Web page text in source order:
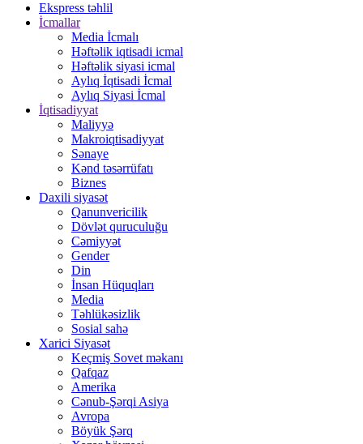
Ekspress təhlil
İcmallar
Media İcmalı
Həftəlik iqtisadi icmal
Həftəlik siyasi icmal
Aylıq İqtisadi İcmal
Aylıq Siyasi İcmal
İqtisadiyyat
Maliyyə
Makroiqtisadiyyat
Sənaye
Kənd təsərrüfatı
Biznes
Daxili siyasət
Qanunvericilik
Dövlət quruculuğu
Cəmiyyət
Gender
Din
İnsan Hüquqları
Media
Təhlükəsizlik
Sosial sahə
Xarici Siyasət
Keçmiş Sovet məkanı
Qafqaz
Amerika
Cənub-Şərqi Asiya
Avropa
Böyük Şərq